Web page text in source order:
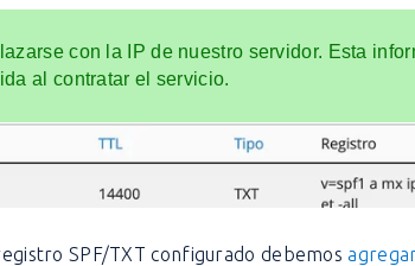
con la IP de nuestro servidor. Esta
al contratar el servicio.
SPF/TXT configurado debemos